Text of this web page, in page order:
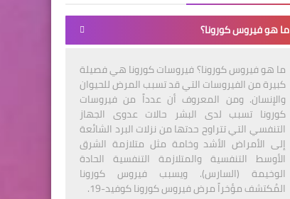
ما هو فيروس كورونا؟
ما هو فيروس كورونا؟ فيروسات كورونا هي فصيلة
كبيرة من الفيروسات التي قد تسبب المرض للحيوان
والإنسان. ومن المعروف أن عدداً من فيروسات
كورونا تسبب لدى البشر حالات عدوى الجهاز
التنفسي التي تتراوح حدتها من نزلات البرد الشائعة
إلى الأمراض الأشد وخامة مثل متلازمة الشرق
الأوسط التنفسية والمتلازمة التنفسية الحادة
الوخيمة (السارس). ويسبب فيروس كورونا
المُكتشف مؤخراً مرض فيروس كورونا كوفيد-19.